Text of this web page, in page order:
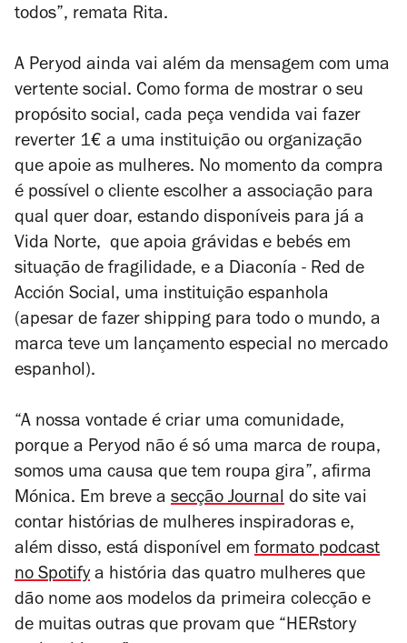
todos”, remata Rita.
A Peryod ainda vai além da mensagem com uma
vertente social. Como forma de mostrar o seu
propósito social, cada peça vendida vai fazer
reverter 1€ a uma instituição ou organização
que apoie as mulheres. No momento da compra
é possível o cliente escolher a associação para
qual quer doar, estando disponíveis para já a
Vida Norte, que apoia grávidas e bebés em
situação de fragilidade, e a Diaconía - Red de
Acción Social, uma instituição espanhola
(apesar de fazer shipping para todo o mundo, a
marca teve um lançamento especial no mercado
espanhol).
“A nossa vontade é criar uma comunidade,
porque a Peryod não é só uma marca de roupa,
somos uma causa que tem roupa gira”, afirma
Mónica. Em breve a secção Journal do site vai
contar histórias de mulheres inspiradoras e,
além disso, está disponível em formato podcast
no Spotifya história das quatro mulheres que
dão nome aos modelos da primeira colecção e
de muitas outras que provam que “HERstory